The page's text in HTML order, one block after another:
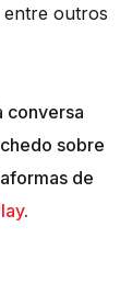
outros
conversa
sobre
de
.